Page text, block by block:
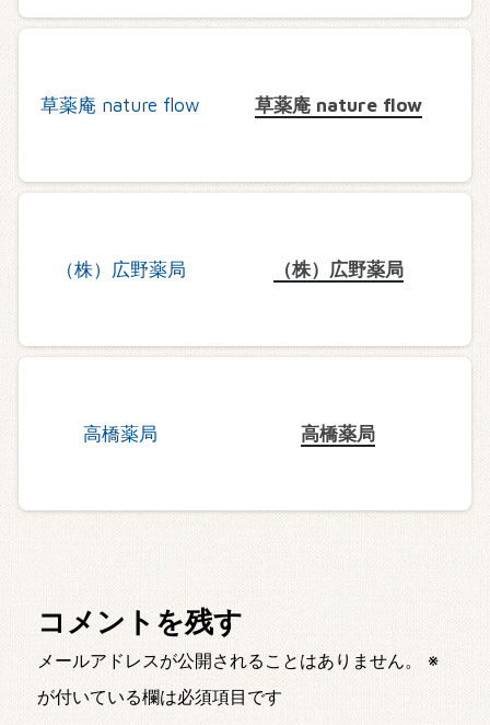
草薬庵 nature flow
（株）広野薬局
高橋薬局
コメントを残す
メールアドレスが公開されることはありません。
※
が付いている欄は必須項目です